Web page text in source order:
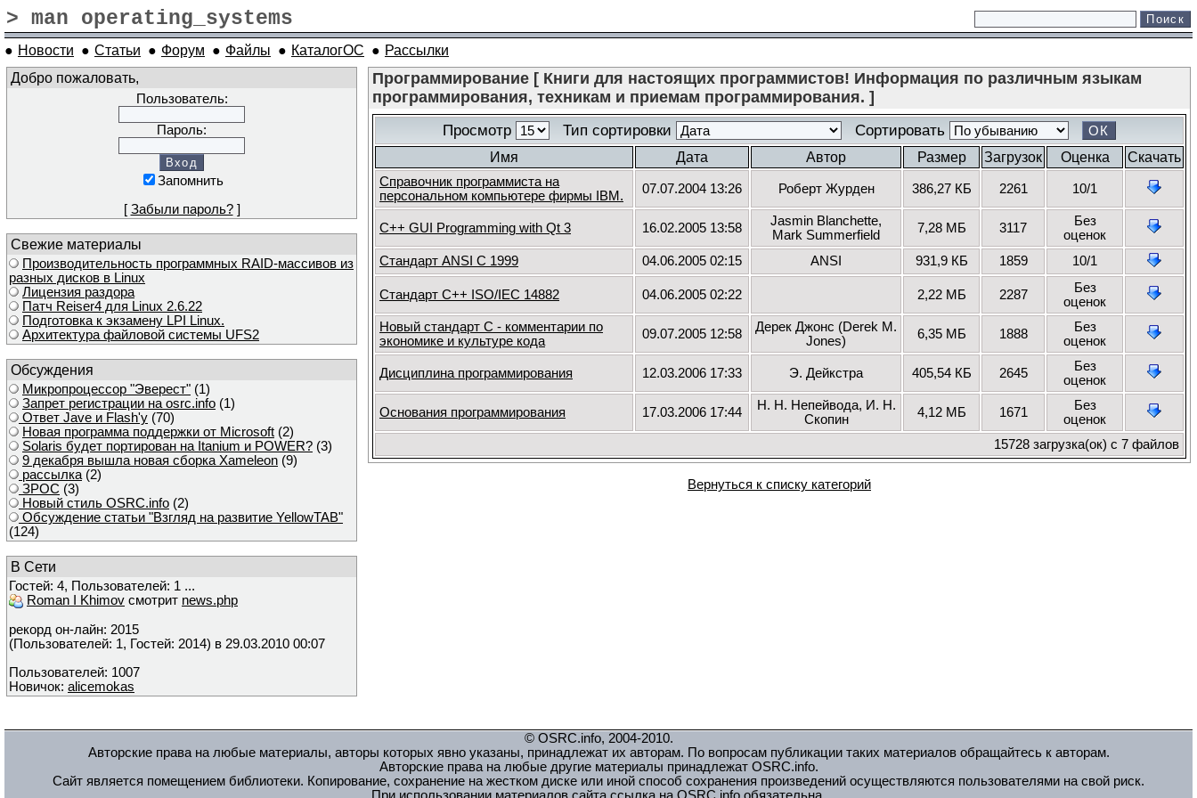
> man operating_systems
● Новости ● Статьи ● Форум ● Файлы ● КаталогОС ● Рассылки
Добро пожаловать,
Пользователь:
Пароль:
Запомнить
[ Забыли пароль?]
Свежие материалы
Производительность программных RAID-массивов из
разных дисков в Linux
Лицензия раздора
Патч Reiser4 для Linux 2.6.22
Подготовка к экзамену LPI Linux.
Архитектура файловой системы UFS2
Обсуждения
Микропроцессор "Эверест" (1)
Запрет регистрации на osrc.info (1)
Ответ Javе и Flash'у (70)
Новая программа поддержки от Microsoft (2)
Solaris будет портирован на Itanium и POWER? (3)
9 декабря вышла новая сборка Xameleon (9)
рассылка (2)
ЗРОС (3)
Новый стиль OSRC.info (2)
Обсуждение статьи "Взгляд на развитие YellowTAB"
(124)
В Сети
Гостей: 4, Пользователей: 1 ...
Roman I Khimov смотрит news.php
рекорд он-лайн: 2015
(Пользователей: 1, Гостей: 2014) в 29.03.2010 00:07
Пользователей: 1007
Новичок: alicemokas
Программирование [ Книги для настоящих программистов! Информация по различным языкам
программирования, техникам и приемам программирования. ]
Просмотр Тип сортировки Сортировать
Имя Дата Автор Размер Загрузок Оценка Скачать
Справочник программиста на
персональном компьютере фирмы IBM.
07.07.2004 13:26 Роберт Журден 386,27 КБ 2261 10/1
C++ GUI Programming with Qt 3 16.02.2005 13:58
Jasmin Blanchette,
Mark Summerfield
7,28 МБ 3117
Без
оценок
Стандарт ANSI C 1999
04.06.2005 02:15 ANSI 931,9 КБ 1859 10/1
Стандарт C++ ISO/IEC 14882 04.06.2005 02:22 2,22 МБ 2287
Без
оценок
Новый стандарт C - комментарии по
экономике и культуре кода
09.07.2005 12:58
Дерек Джонс (Derek M.
Jones)
6,35 МБ 1888
Без
оценок
Дисциплина программирования 12.03.2006 17:33 Э. Дейкстра 405,54 КБ 2645
Без
оценок
Основания программирования 17.03.2006 17:44
Н. Н. Непейвода, И. Н.
Скопин
4,12 МБ 1671
Без
оценок
15728 загрузка(ок) с 7 файлов
Вернуться к списку категорий
© OSRC.info, 2004-2010.
Авторские права на любые материалы, авторы которых явно указаны, принадлежат их авторам. По вопросам публикации таких материалов обращайтесь к авторам.
Авторские права на любые другие материалы принадлежат OSRC.info.
Сайт является помещением библиотеки. Копирование, сохранение на жестком диске или иной способ сохранения произведений осуществляются пользователями на свой риск.